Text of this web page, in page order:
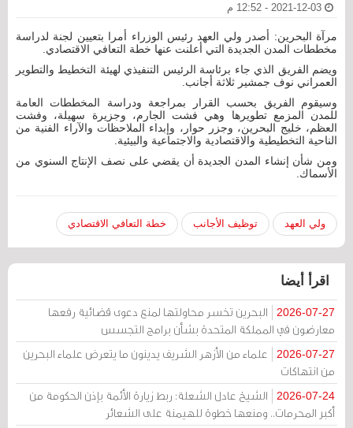
مرآة البحرين: أصدر ولي العهد رئيس الوزراء أمرا بتعيين لجنة لدراسة
مخططات المدن الجديدة التي أعلنت عنها خطة التعافي الاقتصادي.
ويضم الفريق الذي جاء برئاسة الرئيس التنفيذي لهيئة التخطيط والتطوير
العمراني نوف جمشير ثلاثة أجانب.
وسيقوم الفريق بحسب القرار بمراجعة ودراسة المخططات العامة
للمدن المزمع تطويرها وهي فشت الجارم، وجزيرة سهيلة، وفشت
العظم، خليج البحرين، وجزر حوار، وإبداء الملاحظات والآراء الفنية من
الناحية التخطيطية والاقتصادية والاجتماعية والبيئية.
ومن شأن إنشاء المدن الجديدة أن يقضي على نصف الإنتاج السنوي من
الأسماك.
ولي العهد توظيف الأجانب خطة التعافي الاقتصادي
اقرأ أيضا
2026-07-27
البحرين تخسر محاولتها لمنع دعوى قضائية رفعها
معارضون في المملكة المتحدة بشأن برامج التجسس
2026-07-27
علماء من الأزهر الشريف يدينون ما يتعرض علماء البحرين
من انتهاكات
2026-07-24
الشيخ عادل الشعلة: ربط زيارة الأئمة بإذن الحكومة من
أكبر المحرمات.. ومنعها خطوة للهيمنة على الشعائر